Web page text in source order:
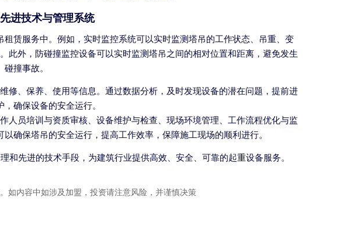
进技术与管理系统
赁服务中。例如，实时监控系统可以实时监测塔吊的工作状态、吊重、变
此外，防碰撞监控设备可以实时监测塔吊之间的相对位置和距离，避免发生
碰撞事故。
修、保养、使用等信息。通过数据分析，及时发现设备的潜在问题，提前进
确保设备的安全运行。
人员培训与资质审核、设备维护与检查、现场环境管理、工作流程优化与监
确保塔吊的安全运行，提高工作效率，保障施工现场的顺利进行。
先进的技术手段，为建筑行业提供高效、安全、可靠的起重设备服务。
如内容中如涉及加盟，投资请注意风险，并谨慎决策